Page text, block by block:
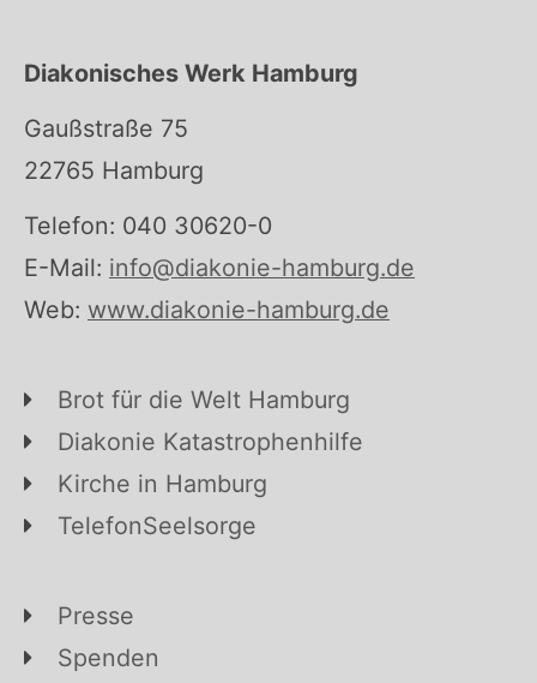
Diakonisches Werk Hamburg
Gaußstraße 75
22765 Hamburg
Telefon: 040 30620-0
E-Mail: info@diakonie-hamburg.de
Web: www.diakonie-hamburg.de
Brot für die Welt Hamburg
Diakonie Katastrophenhilfe
Kirche in Hamburg
TelefonSeelsorge
Presse
Spenden